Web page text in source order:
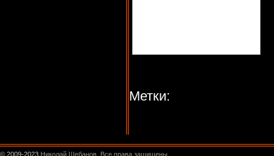
Метки:
© 2009-2023 Николай Шебанов. Все права защищены